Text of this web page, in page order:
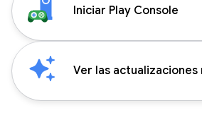
Iniciar Play Console
Ver las